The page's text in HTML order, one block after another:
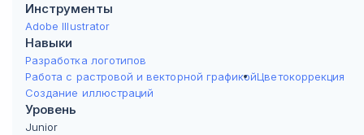
Инструменты
Adobe Illustrator
Навыки
Разработка логотипов
Работа с растровой и векторной графикойЦветокоррекция
Создание иллюстраций
Уровень
Junior